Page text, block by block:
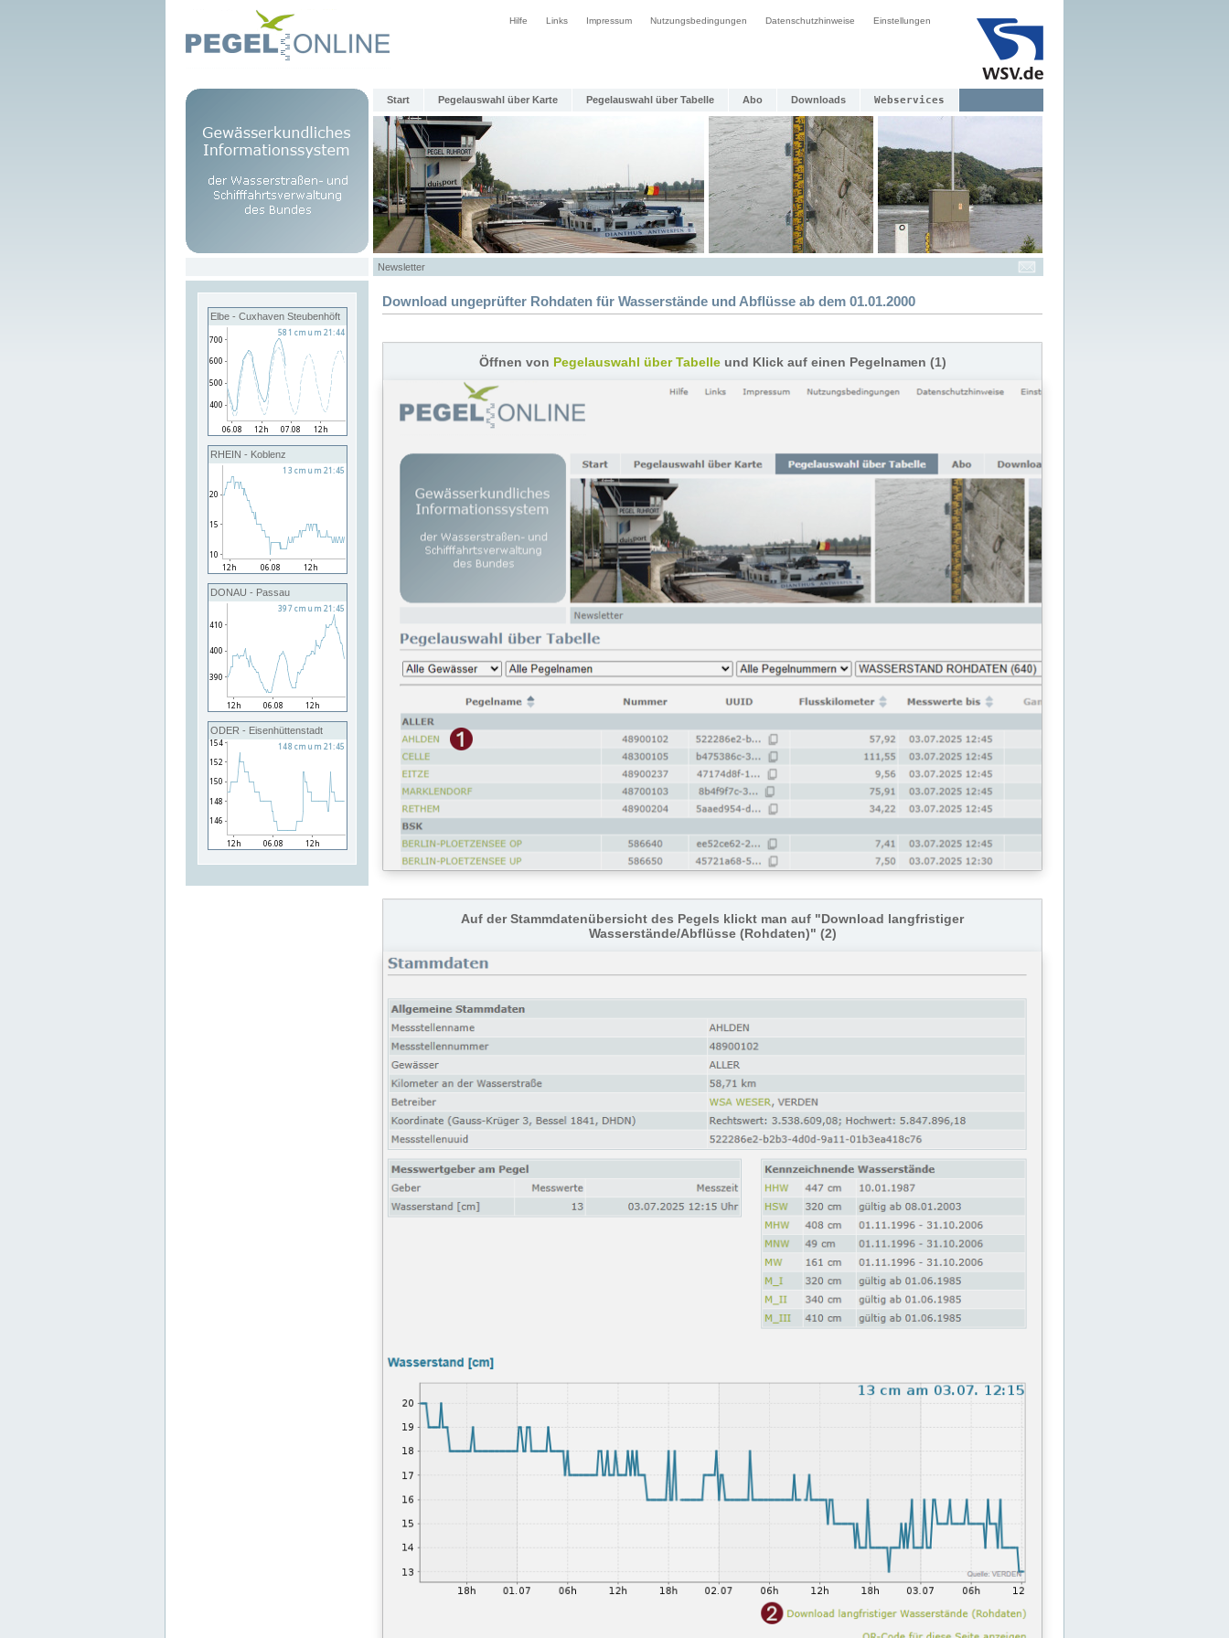
Hilfe Links Impressum Nutzungsbedingungen Datenschutzhinweise Einstellungen
Start Pegelauswahl über Karte Pegelauswahl über Tabelle Abo Downloads Webservices
Newsletter
Elbe - Cuxhaven Steubenhöft
RHEIN - Koblenz
DONAU - Passau
ODER - Eisenhüttenstadt
Download ungeprüfter Rohdaten für Wasserstände und Abflüsse ab dem 01.01.2000
Öffnen von Pegelauswahl über Tabelleund Klick auf einen Pegelnamen (1)
Auf der Stammdatenübersicht des Pegels klickt man auf "Download langfristiger
Wasserstände/Abflüsse (Rohdaten)" (2)